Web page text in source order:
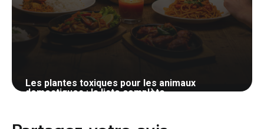
Les plantes toxiques pour les animaux
domestiques : la liste complète